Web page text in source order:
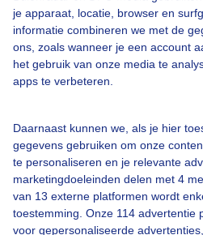
je apparaat, locatie, browser en
informatie combineren we met de
ons, zoals wanneer je een account
het gebruik van onze media te
apps te verbeteren.
Daarnaast kunnen we, als je hier
gegevens gebruiken om onze
te personaliseren en je relevante
marketingdoeleinden delen met 4
van 13 externe platformen wordt
toestemming. Onze 114 advertentie
voor gepersonaliseerde
Veelgestelde vragen
Contact
Toegankelijkheid
Buienradar Team
Privacy beleid
Cookie beleid
Privacy instellingen